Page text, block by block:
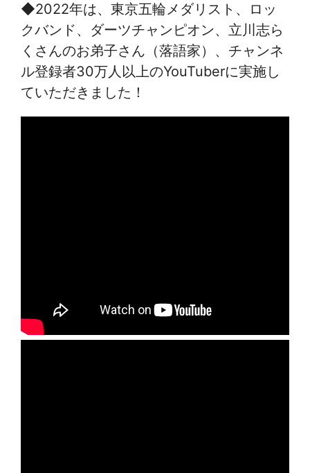
◆2022年は、東京五輪メダリスト、ロッ
クバンド、ダーツチャンピオン、立川志ら
くさんのお弟子さん（落語家）、チャンネ
ル登録者30万人以上のYouTuberに実施し
ていただきました！